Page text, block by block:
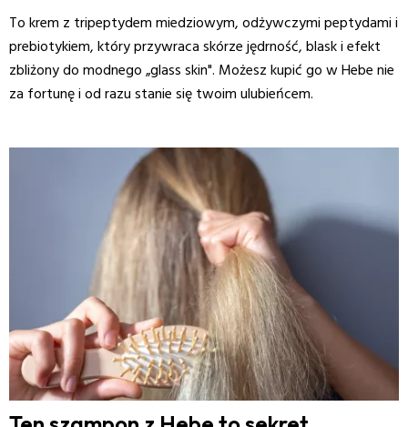
To krem z tripeptydem miedziowym, odżywczymi peptydami i
prebiotykiem, który przywraca skórze jędrność, blask i efekt
zbliżony do modnego „glass skin". Możesz kupić go w Hebe nie
za fortunę i od razu stanie się twoim ulubieńcem.